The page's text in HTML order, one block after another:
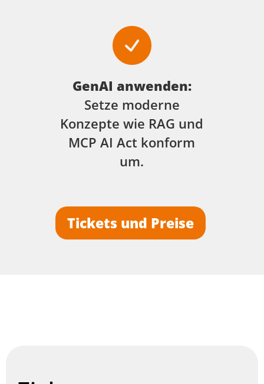
GenAI anwenden:
Setze moderne
Konzepte wie RAG und
MCP AI Act konform
um.
Tickets und Preise